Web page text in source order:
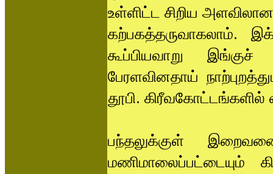
உள்ளிட்ட சிறிய
கற்பகத்தருவாகலாம்.
கூப்பியவாறு
பேரளவினதாய்
தூபி.
பந்தலுக்குள்